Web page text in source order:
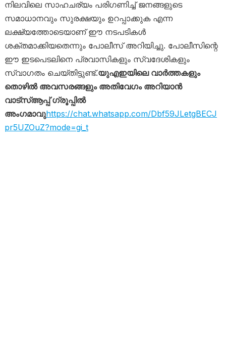
നിലവിലെ സാഹചര്യം പരിഗണിച്ച് ജനങ്ങളുടെ
സമാധാനവും സുരക്ഷയും ഉറപ്പാക്കുക എന്ന
ലക്ഷ്യത്തോടെയാണ് ഈ നടപടികൾ
ശക്തമാക്കിയതെന്നും പോലീസ് അറിയിച്ചു. പോലീസിന്റെ
ഈ ഇടപെടലിനെ പ്രവാസികളും സ്വദേശികളും
സ്വാഗതം ചെയ്തിട്ടുണ്ട്.യുഎഇയിലെ വാർത്തകളും
തൊഴിൽ അവസരങ്ങളും അതിവേഗം അറിയാൻ
വാട്സ്ആപ്പ് ഗ്രൂപ്പിൽ
അംഗമാവുhttps://chat.whatsapp.com/Dbf59JLetgBECJ
pr5UZOuZ?mode=gi_t